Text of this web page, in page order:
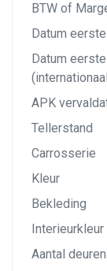
BTW of
Datum
Datum
APK
Tellerstand
Carrosserie
Kleur
Bekleding
Interieurkleur
Aantal deuren